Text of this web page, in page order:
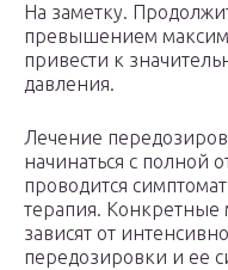
На заметку.
превышением
привести к
давления.
Лечение
начинаться с полной
проводится
терапия.
зависят от
передозировки и ее